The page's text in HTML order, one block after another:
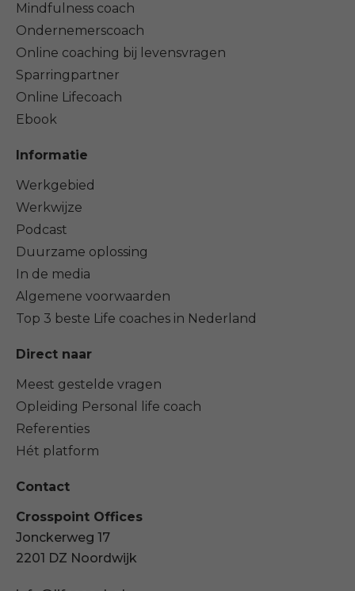
Mindfulness coach
Ondernemerscoach
Online coaching bij levensvragen
Sparringpartner
Online Lifecoach
Ebook
Informatie
Werkgebied
Werkwijze
Podcast
Duurzame oplossing
In de media
Algemene voorwaarden
Top 3 beste Life coaches in Nederland
Direct naar
Meest gestelde vragen
Opleiding Personal life coach
Referenties
Hét platform
Contact
Crosspoint Offices
Jonckerweg 17
2201 DZ Noordwijk